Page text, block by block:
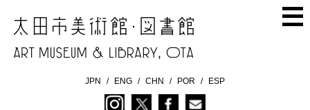
JPN ENG CHN POR ESP